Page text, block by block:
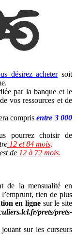
désirez achetersoit
par la banque et le
vos ressources et de
compris entre 3 000
pourrez choisir de
12 et 84 mois.
de 12 à 72 mois.
de la mensualité en
rien de plus
en lignesur le site
prets/prets-
jouant sur les curseurs